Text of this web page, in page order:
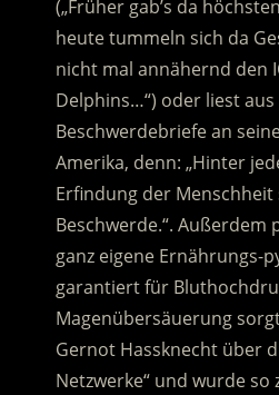
(„Früher gab’s da
heute tummeln sich da
nicht mal annähernd den
Delphins…“) oder liest aus
Beschwerdebriefe an
Amerika, denn: „Hinter
Erfindung der Menschheit
Beschwerde.“.
ganz eigene Ernährungs-
garantiert für
Magenübersäuerung
Gernot Hassknecht über
Netzwerke“ und wurde